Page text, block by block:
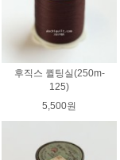
후직스 퀼팅실(250m-
125)
5,500원